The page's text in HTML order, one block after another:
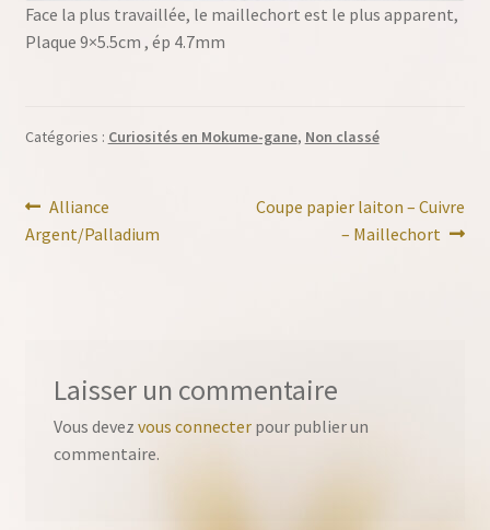
Face la plus travaillée, le maillechort est le plus apparent,
Plaque 9×5.5cm , ép 4.7mm
Catégories : Curiosités en Mokume-gane, Non classé
Navigation
de
Article
précédent :
Alliance
Argent/Palladium
Article
Coupe papier laiton – Cuivre
– Maillechort
Laisser un commentaire
Vous devez vous connecterpour publier un
commentaire.